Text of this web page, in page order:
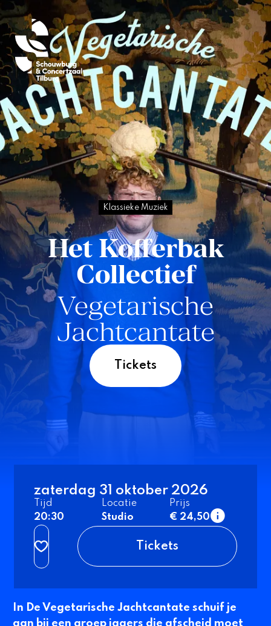
Klassieke Muziek
HetKofferbak
Collectief
Vegetarische
Jachtcantate
Tickets
zaterdag 31 oktober 2026
Tijd
20:30
Locatie
Studio
Prijs
€ 24,50
normaal
Tickets
In De Vegetarische Jachtcantate schuif je
aan bij een groep jagers die afscheid moet